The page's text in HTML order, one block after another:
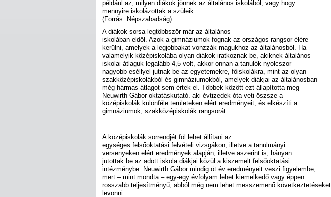
például az, milyen diákok jönnek az általános iskolából, vagy hogy
mennyire iskolázottak a szüleik.
(Forrás: Népszabadság)
A diákok sorsa legtöbbször már az általános
iskolában eldől. Azok a gimnáziumok fognak az országos rangsor élére
kerülni, amelyek a legjobbakat vonzzák magukhoz az általánosból. Ha
valamelyik középiskolába olyan diákok iratkoznak be, akiknek általános
iskolai átlaguk legalább 4,5 volt, akkor onnan a tanulók nyolcszor
nagyobb eséllyel jutnak be az egyetemekre, főiskolákra, mint az olyan
szakközépiskolákból és gimnáziumokból, amelyek diákjai az általánosban
még hármas átlagot sem értek el. Többek között ezt állapította meg
Neuwirth Gábor oktatáskutató, aki évtizedek óta veti öszsze a
középiskolák különféle területeken elért eredményeit, és elkészíti a
gimnáziumok, szakközépiskolák rangsorát.
A középiskolák sorrendjét föl lehet állítani az
egységes felsőoktatási felvételi vizsgákon, illetve a tanulmányi
versenyeken elért eredmények alapján, illetve aszerint is, hányan
jutottak be az adott iskola diákjai közül a kiszemelt felsőoktatási
intézménybe. Neuwirth Gábor mindig öt év eredményeit veszi figyelembe,
mert – mint mondta – egy-egy évfolyam lehet kiemelkedő vagy éppen
rosszabb teljesítményű, abból még nem lehet messzemenő következtetéseket
levonni.